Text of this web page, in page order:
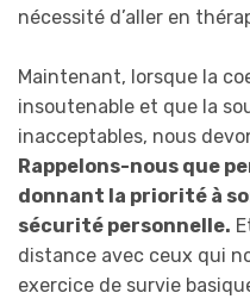
nécessité d’aller en
Maintenant, lorsque la
insoutenable et que la
inacceptables, nous
Rappelons-nous que
donnant la priorité à
sécurité personnelle.
distance avec ceux qui
exercice de survie